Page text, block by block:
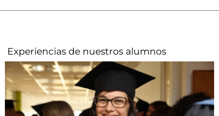
Experiencias de nuestros alumnos​